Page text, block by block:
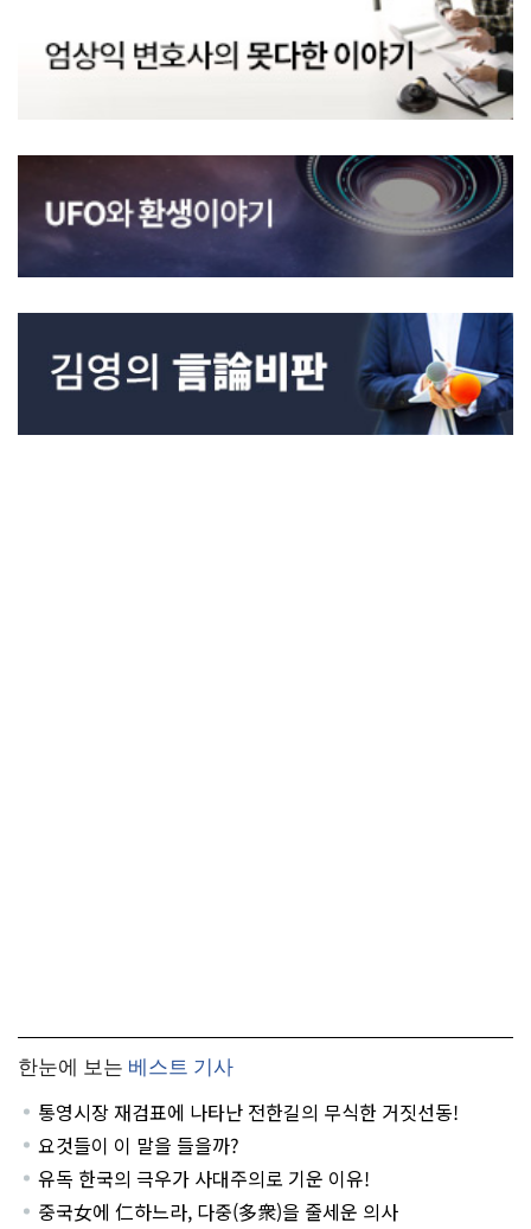
한눈에 보는 베스트 기사
통영시장 재검표에 나타난 전한길의 무식한 거짓선동!
요것들이 이 말을 들을까?
유독 한국의 극우가 사대주의로 기운 이유!
중국女에 仁하느라, 다중(多衆)을 줄세운 의사